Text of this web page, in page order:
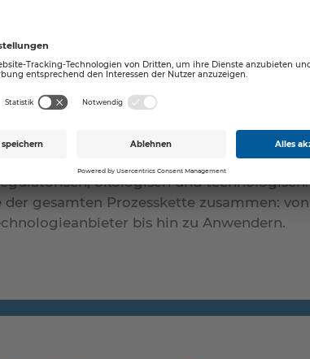
‒ Zwischen
ökologisch und technologisch.
gesamten Prozesskette zusammen: von
bis hin zu Anwendern.